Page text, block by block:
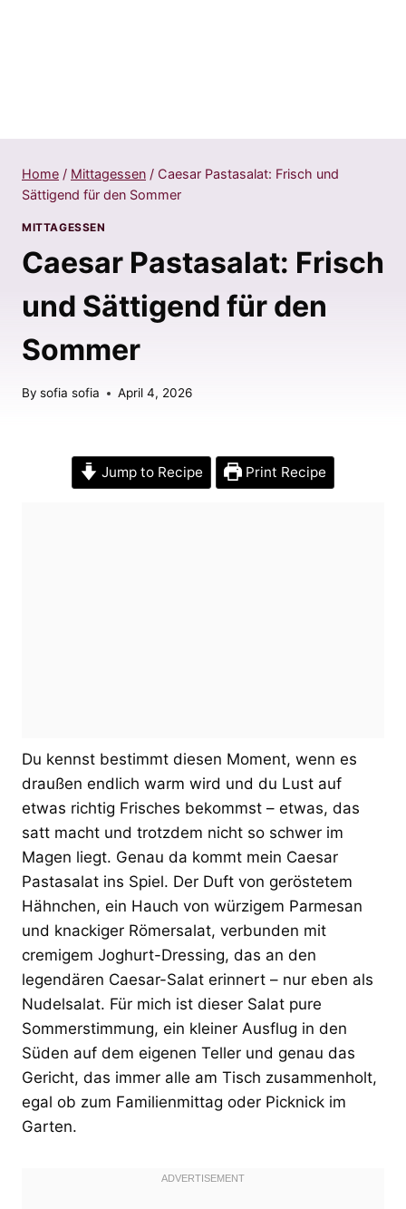
Home / Mittagessen / Caesar Pastasalat: Frisch und
Sättigend für den Sommer
MITTAGESSEN
Caesar Pastasalat: Frisch
und Sättigend für den
Sommer
By sofia sofia April 4, 2026
Jump to Recipe Print Recipe
Du kennst bestimmt diesen Moment, wenn es
draußen endlich warm wird und du Lust auf
etwas richtig Frisches bekommst – etwas, das
satt macht und trotzdem nicht so schwer im
Magen liegt. Genau da kommt mein Caesar
Pastasalat ins Spiel. Der Duft von geröstetem
Hähnchen, ein Hauch von würzigem Parmesan
und knackiger Römersalat, verbunden mit
cremigem Joghurt-Dressing, das an den
legendären Caesar-Salat erinnert – nur eben als
Nudelsalat. Für mich ist dieser Salat pure
Sommerstimmung, ein kleiner Ausflug in den
Süden auf dem eigenen Teller und genau das
Gericht, das immer alle am Tisch zusammenholt,
egal ob zum Familienmittag oder Picknick im
Garten.